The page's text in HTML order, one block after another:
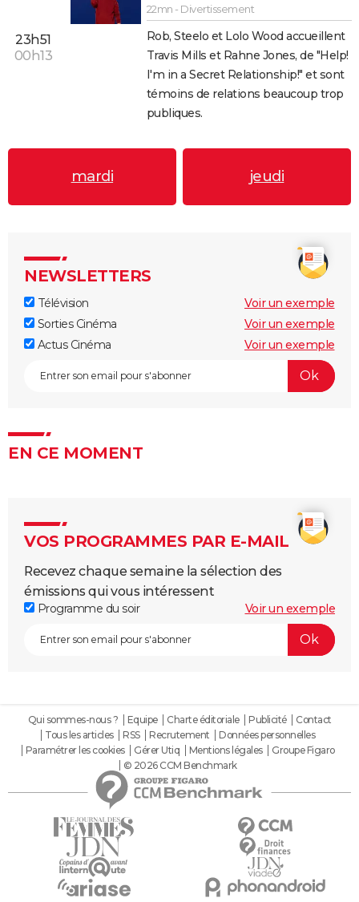
23h51
00h13
22mn - Divertissement
Rob, Steelo et Lolo Wood accueillent
Travis Mills et Rahne Jones, de "Help!
I'm in a Secret Relationship!" et sont
témoins de relations beaucoup trop
publiques.
mardi jeudi
NEWSLETTERS
Télévision
Voir un exemple
Sorties Cinéma
Voir un exemple
Actus Cinéma
Voir un exemple
EN CE MOMENT
VOS PROGRAMMES PAR E-MAIL
Recevez chaque semaine la sélection des
émissions qui vous intéressent
Programme du soir Voir un exemple
Qui sommes-nous ? Equipe Charte éditoriale Publicité
Contact
Tous les articles
RSS Recrutement
Données personnelles
Paramétrer les cookies
Gérer Utiq Mentions légales
Groupe Figaro
© 2026 CCM Benchmark